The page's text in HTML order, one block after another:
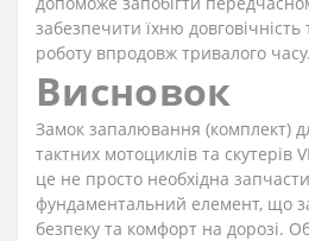
забезпечити їхню довговічність
роботу впродовж тривалого часу.
Висновок
Замок запалювання (комплект)
тактних мотоциклів та скутерів
це не просто необхідна
фундаментальний елемент, що
безпеку та комфорт на дорозі.